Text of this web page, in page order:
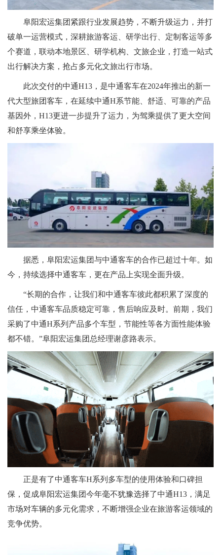
阜阳宏运集团紧跟行业发展趋势，不断升级运力，并打
破单一运营模式，深耕旅游客运、研学出行、定制客运等多
个赛道，联动本地景区、研学机构、文旅企业，打造一站式
出行解决方案，抢占多元化文旅出行市场。
此次交付的中通H13，是中通客车在2024年推出的新一
代大型旅团客车，在延续中通H系节能、舒适、可靠的产品
基因外，H13更进一步提升了运力，为驾乘提供了更大空间
和舒享乘坐体验。
据悉，阜阳宏运集团与中通客车的合作已超过十年。如
今，持续选择中通客车，更在产品上实现全面升级。
“长期的合作，让我们和中通客车彼此都积累了深度的
信任，中通客车品质稳定可靠，售后响应及时。前期，我们
采购了中通H系列产品多个车型，节能性等各方面性能体验
都不错。”阜阳宏运集团总经理谢彦路表示。
正是有了中通客车H系列多车型的使用体验和口碑担
保，促成阜阳宏运集团今年毫不犹豫选择了中通H13，满足
市场对车辆的多元化需求，不断增强企业在旅游客运领域的
竞争优势。